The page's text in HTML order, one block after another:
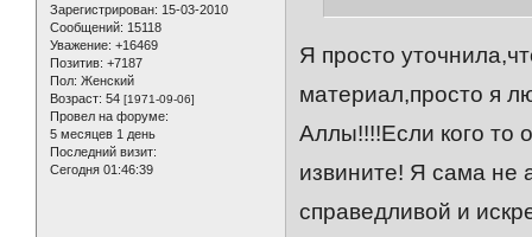
Зарегистрирован: 15-03-2010
Сообщений: 15118
Уважение: +16469
Позитив: +7187
Пол: Женский
Возраст: 54 [1971-09-06]
Провел на форуме:
5 месяцев 1 день
Последний визит:
Сегодня 01:46:39
Я просто
материал,просто я
Аллы!!!!Если кого то
извините! Я сама не
справедливой и